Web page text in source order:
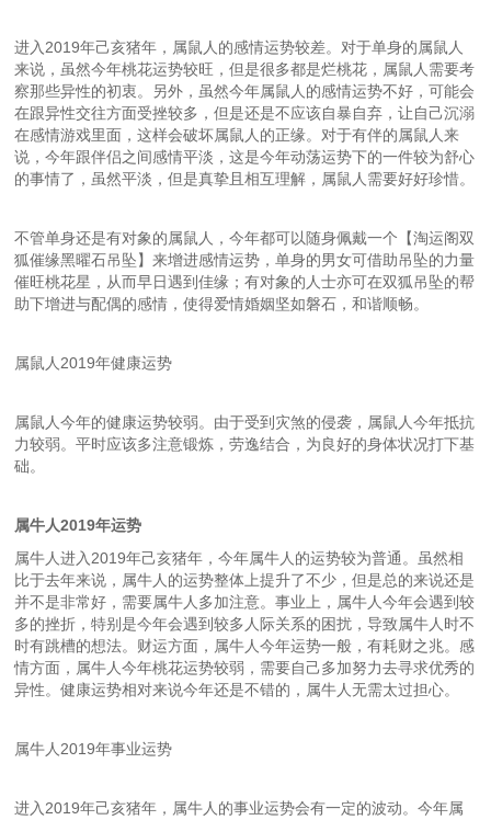
进入2019年己亥猪年，属鼠人的感情运势较差。对于单身的属鼠人
来说，虽然今年桃花运势较旺，但是很多都是烂桃花，属鼠人需要考
察那些异性的初衷。另外，虽然今年属鼠人的感情运势不好，可能会
在跟异性交往方面受挫较多，但是还是不应该自暴自弃，让自己沉溺
在感情游戏里面，这样会破坏属鼠人的正缘。对于有伴的属鼠人来
说，今年跟伴侣之间感情平淡，这是今年动荡运势下的一件较为舒心
的事情了，虽然平淡，但是真挚且相互理解，属鼠人需要好好珍惜。
不管单身还是有对象的属鼠人，今年都可以随身佩戴一个【淘运阁双
狐催缘黑曜石吊坠】来增进感情运势，单身的男女可借助吊坠的力量
催旺桃花星，从而早日遇到佳缘；有对象的人士亦可在双狐吊坠的帮
助下增进与配偶的感情，使得爱情婚姻坚如磐石，和谐顺畅。
属鼠人2019年健康运势
属鼠人今年的健康运势较弱。由于受到灾煞的侵袭，属鼠人今年抵抗
力较弱。平时应该多注意锻炼，劳逸结合，为良好的身体状况打下基
础。
属牛人2019年运势
属牛人进入2019年己亥猪年，今年属牛人的运势较为普通。虽然相
比于去年来说，属牛人的运势整体上提升了不少，但是总的来说还是
并不是非常好，需要属牛人多加注意。事业上，属牛人今年会遇到较
多的挫折，特别是今年会遇到较多人际关系的困扰，导致属牛人时不
时有跳槽的想法。财运方面，属牛人今年运势一般，有耗财之兆。感
情方面，属牛人今年桃花运势较弱，需要自己多加努力去寻求优秀的
异性。健康运势相对来说今年还是不错的，属牛人无需太过担心。
属牛人2019年事业运势
进入2019年己亥猪年，属牛人的事业运势会有一定的波动。今年属